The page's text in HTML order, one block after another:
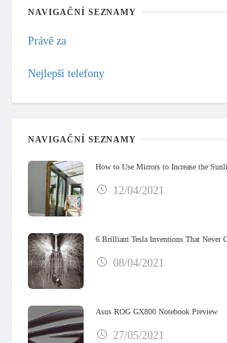
NAVIGAČNÍ SEZNAMY
Právě za
Nejlepší telefony
NAVIGAČNÍ SEZNAMY
How to Use Mirrors to Increase the
12/04/2021
6 Brilliant Tesla Inventions That Never
08/04/2021
Asus ROG GX800 Notebook Preview
27/05/2021